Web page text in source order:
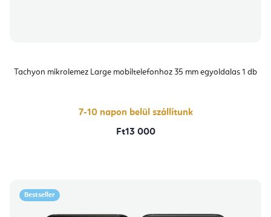
Tachyon mikrolemez Large mobiltelefonhoz 35 mm egyoldalas 1 db
7-10 napon belül szállítunk
Ft13 000
Bestseller